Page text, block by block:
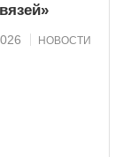
НОВОСТИ